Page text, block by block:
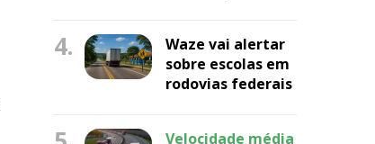
4.
Waze vai alertar
sobre escolas em
rodovias federais
Velocidade média